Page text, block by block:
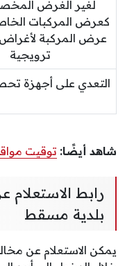
لغير الغرض
كعرض المركبات
عرض المركبة لأغراض
ترويجية
التعدي على أجهزة
شاهد أيضًا: توقيت
رابط
بلدية مسقط
يمكن الاستعلام عن